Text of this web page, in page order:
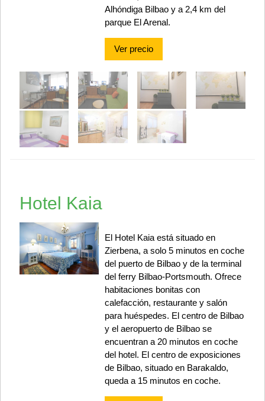
Alhóndiga Bilbao y a 2,4 km del
parque El Arenal.
Ver precio
Hotel Kaia
El Hotel Kaia está situado en
Zierbena, a solo 5 minutos en coche
del puerto de Bilbao y de la terminal
del ferry Bilbao-Portsmouth. Ofrece
habitaciones bonitas con
calefacción, restaurante y salón
para huéspedes. El centro de Bilbao
y el aeropuerto de Bilbao se
encuentran a 20 minutos en coche
del hotel. El centro de exposiciones
de Bilbao, situado en Barakaldo,
queda a 15 minutos en coche.